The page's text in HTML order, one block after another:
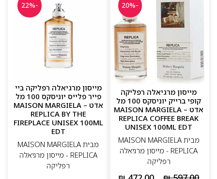
-20%
מייסון מרגיאלה רפליקה
קופי ברייק יוניסקס 100 מל
אדט – MAISON MARGIELA
REPLICA COFFEE BREAK
UNISEX 100ML EDT
מבית MAISON MARGIELA
REPLICA - מייסון מרגיאלה
רפליקה
-22%
מייסון מרגיאלה רפליקה ביי
פייר פלייס יוניסקס 100 מל
אדט – MAISON MARGIELA
REPLICA BY THE
FIREPLACE UNISEX 100ML
EDT
מבית MAISON MARGIELA
REPLICA - מייסון מרגיאלה
רפליקה